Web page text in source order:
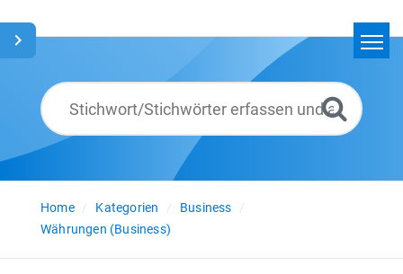
Glossar
Deutsch
Home
Kategorien
Business
Währungen (Business)